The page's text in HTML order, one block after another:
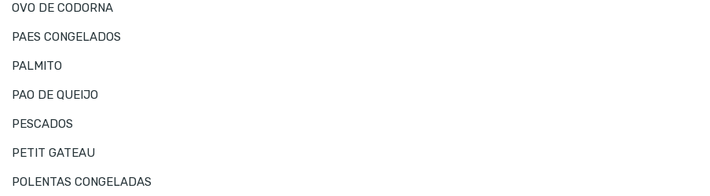
OVO DE CODORNA
PAES CONGELADOS
PALMITO
PAO DE QUEIJO
PESCADOS
PETIT GATEAU
POLENTAS CONGELADAS